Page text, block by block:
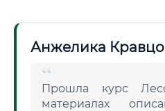
Анжелика
Прошла курс
материалах